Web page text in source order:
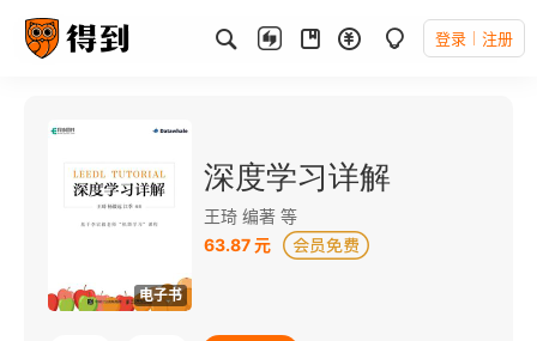
登录 注册
电子书
深度学习详解
王琦 编著 等
63.87 元